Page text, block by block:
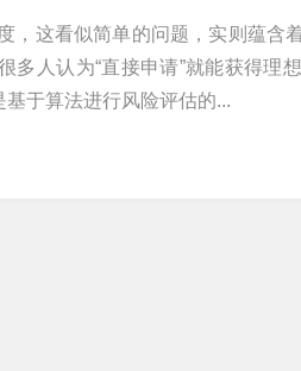
，这看似简单的问题，实则蕴含
多人认为“直接申请”就能获得理
基于算法进行风险评估的...